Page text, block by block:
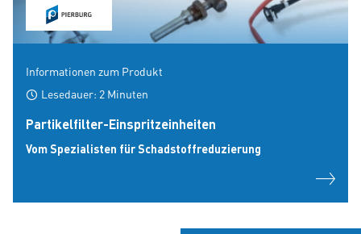
Informationen zum Produkt
Lesedauer: 2 Minuten
Partikelfilter-Einspritzeinheiten
Vom Spezialisten für Schadstoffreduzierung